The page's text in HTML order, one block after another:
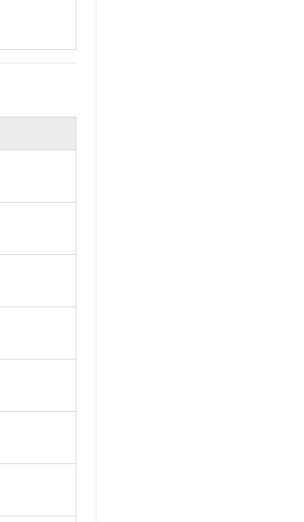
从文本、图片、视频中提取结构化的属性信息
创意建站